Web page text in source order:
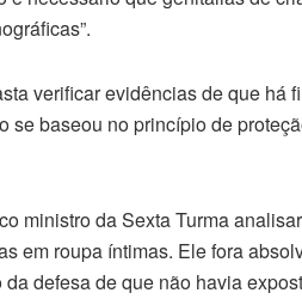
verificar evidências de que
se baseou no princípio de
ministro daSextaTurma
em roupa íntimas. Ele fora
defesa de que não havia